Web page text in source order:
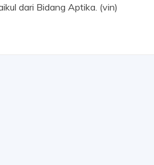
dari Bidang Aptika. (vin)